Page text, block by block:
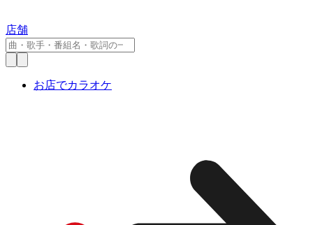
店舗
お店でカラオケ